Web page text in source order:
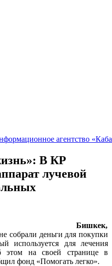
В КР
лучевой
Бишкек,
собрали деньги для покупки
используется для лечения
этом на своей странице в
фонд «Помогать легко».